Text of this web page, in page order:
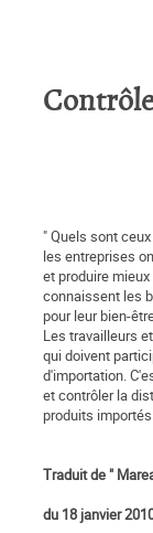
" Quels sont
les entreprises
et produire
connaissent les
pour leur bien-
Les travailleurs
qui doivent
d'importation.
et contrôler la
produits
Traduit de "
du 18 janvier